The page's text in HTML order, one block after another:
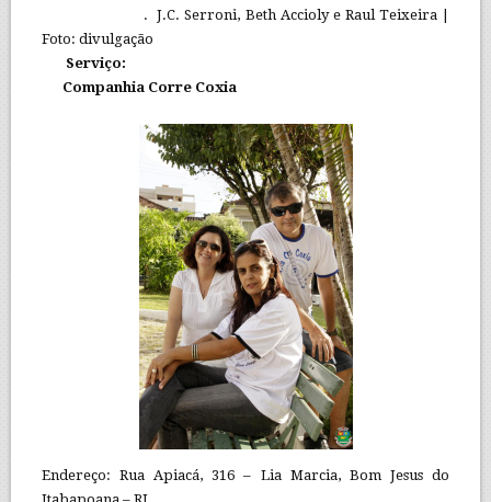
. J.C. Serroni, Beth Accioly e Raul Teixeira |
Foto: divulgação
Serviço:
Companhia Corre Coxia
Endereço: Rua Apiacá, 316 – Lia Marcia, Bom Jesus do